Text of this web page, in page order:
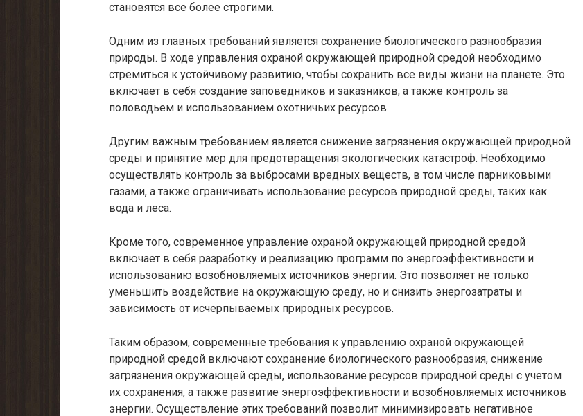
становятся все более строгими.
Одним из главных требований является сохранение биологического разнообразия
природы. В ходе управления охраной окружающей природной средой необходимо
стремиться к устойчивому развитию, чтобы сохранить все виды жизни на планете. Это
включает в себя создание заповедников и заказников, а также контроль за
половодьем и использованием охотничьих ресурсов.
Другим важным требованием является снижение загрязнения окружающей природной
среды и принятие мер для предотвращения экологических катастроф. Необходимо
осуществлять контроль за выбросами вредных веществ, в том числе парниковыми
газами, а также ограничивать использование ресурсов природной среды, таких как
вода и леса.
Кроме того, современное управление охраной окружающей природной средой
включает в себя разработку и реализацию программ по энергоэффективности и
использованию возобновляемых источников энергии. Это позволяет не только
уменьшить воздействие на окружающую среду, но и снизить энергозатраты и
зависимость от исчерпываемых природных ресурсов.
Таким образом, современные требования к управлению охраной окружающей
природной средой включают сохранение биологического разнообразия, снижение
загрязнения окружающей среды, использование ресурсов природной среды с учетом
их сохранения, а также развитие энергоэффективности и возобновляемых источников
энергии. Осуществление этих требований позволит минимизировать негативное